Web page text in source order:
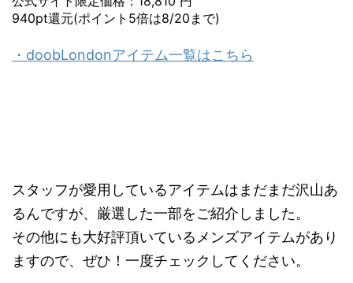
940pt還元(ポイント5倍は8/20まで)
・doobLondonアイテム一覧はこちら
スタッフが愛用しているアイテムはまだまだ沢山あ
るんですが、厳選した一部をご紹介しました。
その他にも大好評頂いているメンズアイテムがあり
ますので、ぜひ！一度チェックしてください。